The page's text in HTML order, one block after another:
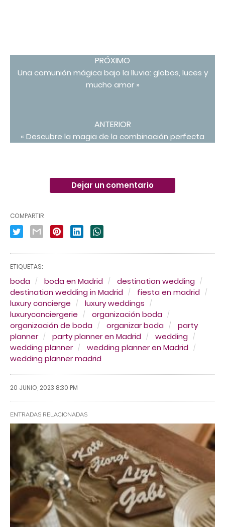
PRÓXIMO
Una comunión mágica bajo la lluvia: globos, luces y
mucho amor »
ANTERIOR
« Descubre la magia de la combinación perfecta
Dejar un comentario
COMPARTIR
ETIQUETAS:
boda boda en Madrid
destination wedding
destination wedding in Madrid
fiesta en madrid
luxury concierge
luxury weddings
luxuryconciergerie
organización boda
organización de boda
organizar boda
party
planner
party planner en Madrid
wedding
wedding planner
wedding planner en Madrid
wedding planner madrid
20 JUNIO, 2023 8:30 PM
ENTRADAS RELACIONADAS